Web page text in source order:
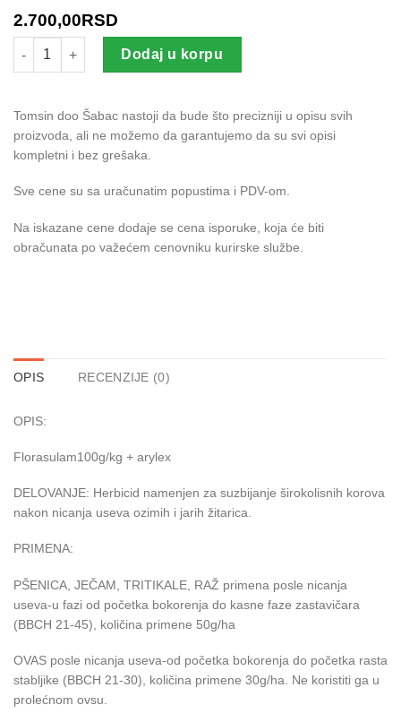
2.700,00RSD
Quelex Herbicid količina
Dodaj u korpu
Tomsin doo Šabac nastoji da bude što precizniji u opisu svih
proizvoda, ali ne možemo da garantujemo da su svi opisi
kompletni i bez grešaka.
Sve cene su sa uračunatim popustima i PDV-om.
Na iskazane cene dodaje se cena isporuke, koja će biti
obračunata po važećem cenovniku kurirske službe.
OPIS RECENZIJE (0)
OPIS:
Florasulam100g/kg + arylex
DELOVANJE: Herbicid namenjen za suzbijanje širokolisnih korova
nakon nicanja useva ozimih i jarih žitarica.
PRIMENA:
PŠENICA, JEČAM, TRITIKALE, RAŽ primena posle nicanja
useva-u fazi od početka bokorenja do kasne faze zastavičara
(BBCH 21-45), količina primene 50g/ha
OVAS posle nicanja useva-od početka bokorenja do početka rasta
stabljike (BBCH 21-30), količina primene 30g/ha. Ne koristiti ga u
prolećnom ovsu.